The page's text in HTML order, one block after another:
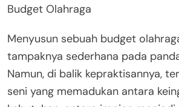
Budget Olahraga
Menyusun sebuah budget
tampaknya sederhana pada
Namun, di balik kepraktisannya,
seni yang memadukan antara